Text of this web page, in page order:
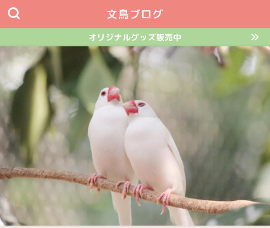
文鳥ブログ
オリジナルグッズ販売中